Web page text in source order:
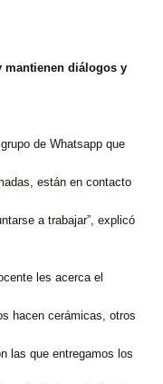
mantienen diálogos y
de Whatsapp que
están en contacto
a trabajar”, explicó
les acerca el
hacen cerámicas, otros
las que entregamos los